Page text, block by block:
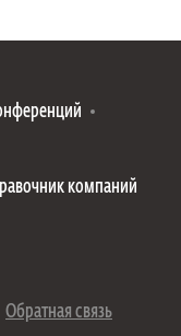
компаний
Обратная связь